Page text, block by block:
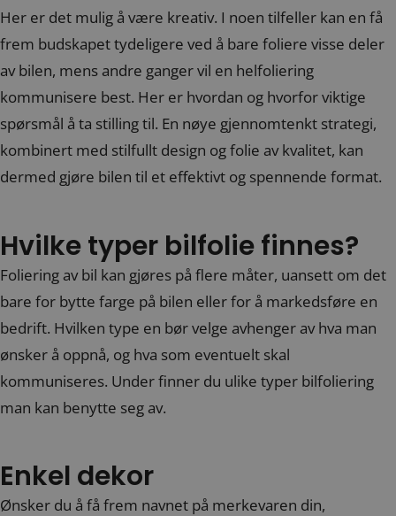
Her er det mulig å være kreativ. I noen tilfeller kan en få
frem budskapet tydeligere ved å bare foliere visse deler
av bilen, mens andre ganger vil en helfoliering
kommunisere best. Her er hvordan og hvorfor viktige
spørsmål å ta stilling til. En nøye gjennomtenkt strategi,
kombinert med stilfullt design og folie av kvalitet, kan
dermed gjøre bilen til et effektivt og spennende format.
Hvilke typer bilfolie finnes?
Foliering av bil kan gjøres på flere måter, uansett om det
bare for bytte farge på bilen eller for å markedsføre en
bedrift. Hvilken type en bør velge avhenger av hva man
ønsker å oppnå, og hva som eventuelt skal
kommuniseres. Under finner du ulike typer bilfoliering
man kan benytte seg av.
Enkel dekor
Ønsker du å få frem navnet på merkevaren din,